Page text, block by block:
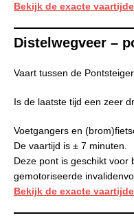
Bekijk de exacte
Distelwegveer –
Vaart tussen de
Is de laatste tijd een zeer
Voetgangers en
De vaartijd is ± 7 minuten.
Deze pont is geschikt voor
gemotoriseerde
Bekijk de exacte